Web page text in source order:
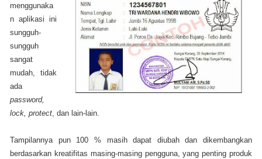
menggunaka
n aplikasi ini
sungguh-
sungguh
sangat
mudah, tidak
ada
password,
lock, protect , dan lain-lain.
Tampilannya pun 100 % masih dapat diubah dan dikembangkan
berdasarkan kreatifitas masing-masing pengguna, yang penting produk